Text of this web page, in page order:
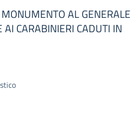
AL GENERALE
AI CARABINIERI CADUTI IN